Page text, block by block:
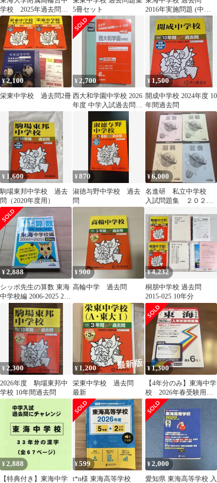
学校 2025年過去問４
科目
5冊セット
2016年実施問題 (中学
入試 A book for You)
¥2,100
栄東中学校 過去問2冊
¥ 2,700
西大和学園中学校 2026
年度 中学入試過去問題
¥1,500
開成中学校 2024年度 10
年間過去問
¥ 1,600
駒場東邦中学校 過去
問（2020年度用）
¥870
淑徳与野中学校 過去
問
¥6,000
名進研 私立中学校
入試問題集 ２０２２
（2021.2020.2019）
¥2,888
シッポ先生の算数 東海
中学校編 2006-2025 20
¥900
高輪中学 過去問
¥4,232
桐朋中学校 過去問
2015-025 10年分
¥ 2,300
2026年度 駒場東邦中
学校 10年間過去問
¥ 1,200
栄東中学校 過去問
最新
¥1,300
【4年分のみ】東海中学
校 2026年春受験用
過去問 入学試験 教
英出版
¥2,888
【特典付き】東海中学
¥599
t*n様 東海高等学校
¥2,000
愛知県 東海高等学校 入